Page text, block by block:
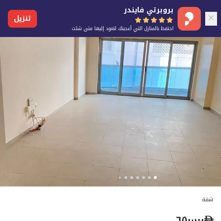
بروبرتي فايندر
احتفظ بالمنازل التي أعجبتك لتعود إليها متى شئت
تنزيل
شقة